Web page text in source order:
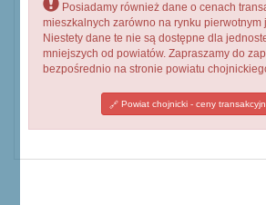
Posiadamy również dane o cenach
mieszkalnych zarówno na rynku pierwotnym
Niestety dane te nie są dostępne dla
mniejszych od powiatów. Zapraszamy do
bezpośrednio na stronie powiatu
Powiat chojnicki - ceny